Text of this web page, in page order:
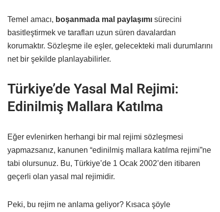
Temel amacı, boşanmada mal paylaşımı sürecini
basitleştirmek ve tarafları uzun süren davalardan
korumaktır. Sözleşme ile eşler, gelecekteki mali durumlarını
net bir şekilde planlayabilirler.
Türkiye’de Yasal Mal Rejimi:
Edinilmiş Mallara Katılma
Eğer evlenirken herhangi bir mal rejimi sözleşmesi
yapmazsanız, kanunen “edinilmiş mallara katılma rejimi”ne
tabi olursunuz. Bu, Türkiye’de 1 Ocak 2002’den itibaren
geçerli olan yasal mal rejimidir.
Peki, bu rejim ne anlama geliyor? Kısaca şöyle